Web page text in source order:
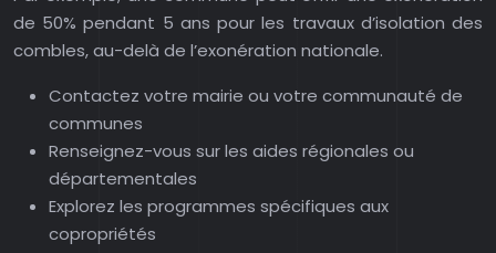
de 50% pendant 5 ans pour les travaux d’isolation des
combles, au-delà de l’exonération nationale.
Contactez votre mairie ou votre communauté de
communes
Renseignez-vous sur les aides régionales ou
départementales
Explorez les programmes spécifiques aux
copropriétés